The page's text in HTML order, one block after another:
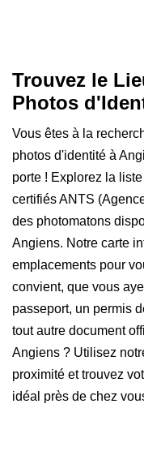
Trouvez le
Photos
Vous êtes à la
photos d'identité à
porte ! Explorez la
certifiés ANTS
des photomatons
Angiens. Notre carte
emplacements pour
convient, que vous
passeport, un permis
tout autre document
Angiens ? Utilisez
proximité et trouvez
idéal près de chez